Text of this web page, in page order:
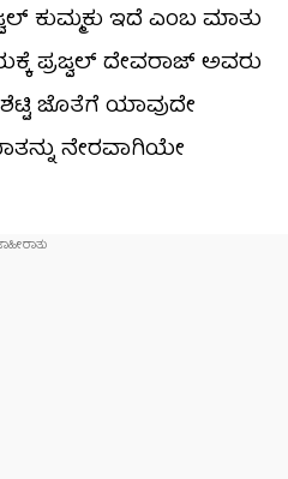
ಕುಮ್ಮಕು ಇದೆ ಎಂಬ ಮಾತು
ಪ್ರಜ್ವಲ್ ದೇವರಾಜ್ ಅವರು
ಶೆಟ್ಟಿ ಜೊತೆಗೆ ಯಾವುದೇ
ನೇರವಾಗಿಯೇ